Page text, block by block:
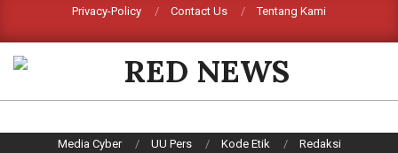
content
Privacy-Policy Contact Us
Tentang Kami
RED
NEWS
Media Cyber UU Pers Kode Etik Redaksi